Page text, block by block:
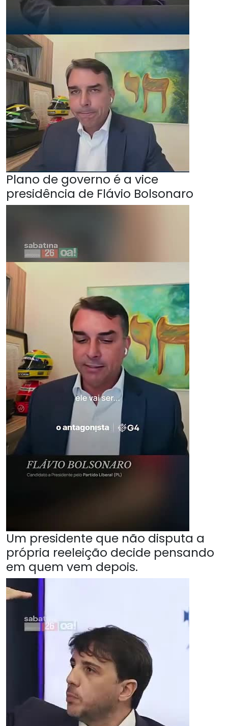
Plano de governo é a vice
presidência de Flávio Bolsonaro
Um presidente que não disputa a
própria reeleição decide pensando
em quem vem depois.